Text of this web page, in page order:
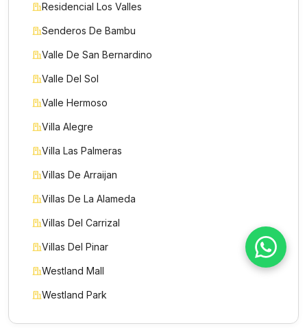
Residencial Los Valles
Senderos De Bambu
Valle De San Bernardino
Valle Del Sol
Valle Hermoso
Villa Alegre
Villa Las Palmeras
Villas De Arraijan
Villas De La Alameda
Villas Del Carrizal
Villas Del Pinar
Westland Mall
Westland Park